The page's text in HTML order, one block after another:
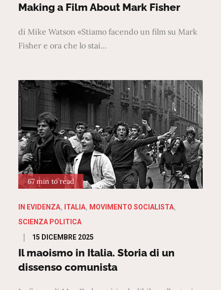
Making a Film About Mark Fisher
di Mike Watson «Stiamo facendo un film su Mark
Fisher e ora che lo stai…
67 min to read
IN EVIDENZA ITALIA
MOVIMENTO SOCIALISTA
SCIENZA POLITICA
Posted
on
15 DICEMBRE 2025
Il maoismo in Italia. Storia di un
dissenso comunista